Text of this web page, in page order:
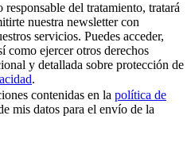
del tratamiento, tratará
nuestra newsletter con
servicios. Puedes acceder,
como ejercer otros derechos
y detallada sobre protección de
.
contenidas en la política de
mis datos para el envío de la